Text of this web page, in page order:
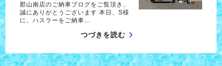
郡山南店のご納車ブログをご覧頂き、
誠にありがとうございます 本日、S様
に、ハスラーをご納車…
つづきを読む